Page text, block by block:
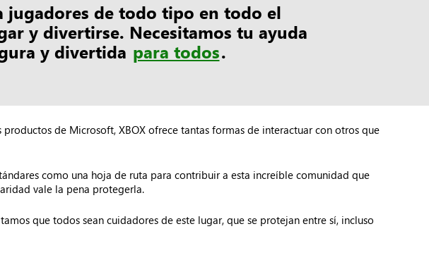
jugadores de todo tipo en todo el
y divertirse. Necesitamos tu ayuda
y divertida para todos.
de Microsoft, XBOX ofrece tantas formas de interactuar con otros que
como una hoja de ruta para contribuir a esta increíble comunidad que
vale la pena protegerla.
que todos sean cuidadores de este lugar, que se protejan entre sí, incluso